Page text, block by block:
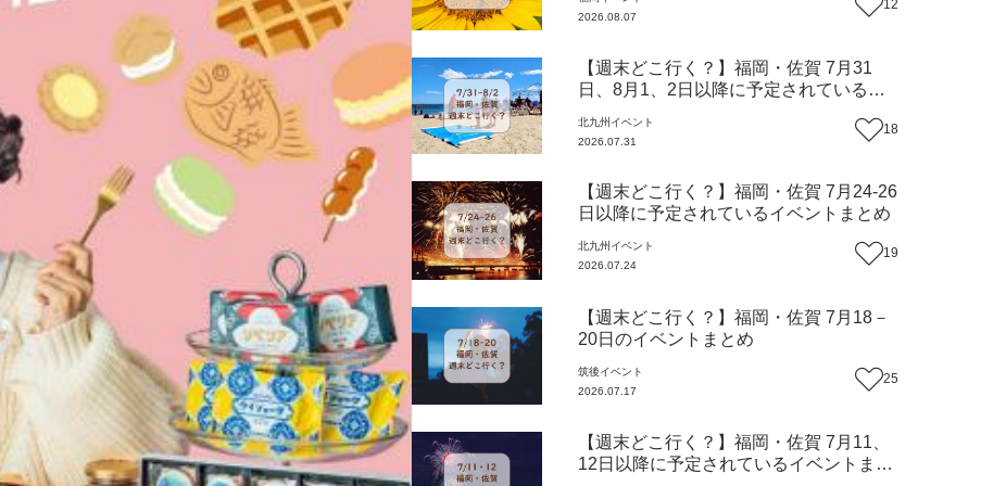
2026.08.07
12
【週末どこ行く？】福岡・佐賀 7月31
日、8月1、2日以降に予定されているイ
北九州 イベント
2026.07.31
18
【週末どこ行く？】福岡・佐賀 7月24-26
日以降に予定されているイベントまとめ
北九州 イベント
2026.07.24
19
【週末どこ行く？】福岡・佐賀 7月18－
20日のイベントまとめ
筑後イベント
2026.07.17
25
【週末どこ行く？】福岡・佐賀 7月11、
12日以降に予定されているイベントまと